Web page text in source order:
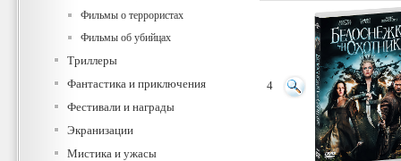
Фильмы о террористах
Фильмы об убийцах
Триллеры
Фантастика и приключения
Фестивали и награды
Экранизации
Мистика и ужасы
4